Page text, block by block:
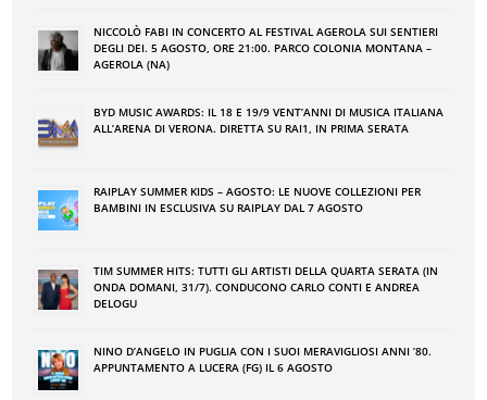
NICCOLÒ FABI IN CONCERTO AL FESTIVAL AGEROLA SUI SENTIERI
DEGLI DEI. 5 AGOSTO, ORE 21:00. PARCO COLONIA MONTANA –
AGEROLA (NA)
BYD MUSIC AWARDS: IL 18 E 19/9 VENT’ANNI DI MUSICA ITALIANA
ALL’ARENA DI VERONA. DIRETTA SU RAI1, IN PRIMA SERATA
RAIPLAY SUMMER KIDS – AGOSTO: LE NUOVE COLLEZIONI PER
BAMBINI IN ESCLUSIVA SU RAIPLAY DAL 7 AGOSTO
TIM SUMMER HITS: TUTTI GLI ARTISTI DELLA QUARTA SERATA (IN
ONDA DOMANI, 31/7). CONDUCONO CARLO CONTI E ANDREA
DELOGU
NINO DʼANGELO IN PUGLIA CON I SUOI MERAVIGLIOSI ANNI ʼ80.
APPUNTAMENTO A LUCERA (FG) IL 6 AGOSTO